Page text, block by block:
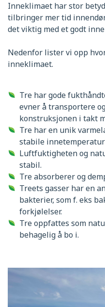
Inneklimaet har stor
tilbringer mer tid
det viktig med et godt
Nedenfor lister vi opp
inneklimaet.
Tre har gode
evner å transportere
konstruksjonen i takt
Tre har en unik
stabile
Luftfuktigheten og
stabil.
Tre absorberer og
Treets gasser har en
bakterier, som f. eks
forkjølelser.
Tre oppfattes som
behagelig å bo i.